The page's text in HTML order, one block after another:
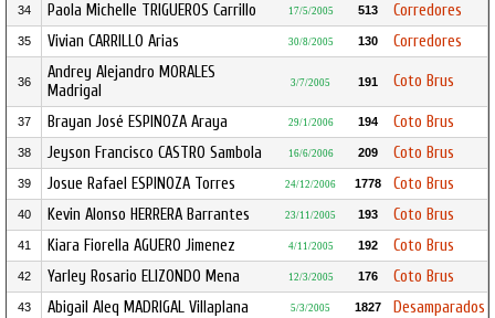
34 Paola Michelle TRIGUEROS Carrillo 17/5/2005 513 Corredores
35 Vivian CARRILLO Arias 30/8/2005 130 Corredores
36
Andrey Alejandro MORALES
Madrigal
3/7/2005 191 Coto Brus
37 Brayan José ESPINOZA Araya 29/1/2006 194 Coto Brus
38 Jeyson Francisco CASTRO Sambola 16/6/2006 209 Coto Brus
39 Josue Rafael ESPINOZA Torres 24/12/2006 1778 Coto Brus
40 Kevin Alonso HERRERA Barrantes 23/11/2005 193 Coto Brus
41 Kiara Fiorella AGUERO Jimenez 4/11/2005 192 Coto Brus
42 Yarley Rosario ELIZONDO Mena 12/3/2005 176 Coto Brus
43 Abigail Aleq MADRIGAL Villaplana 5/3/2005 1827 Desamparados